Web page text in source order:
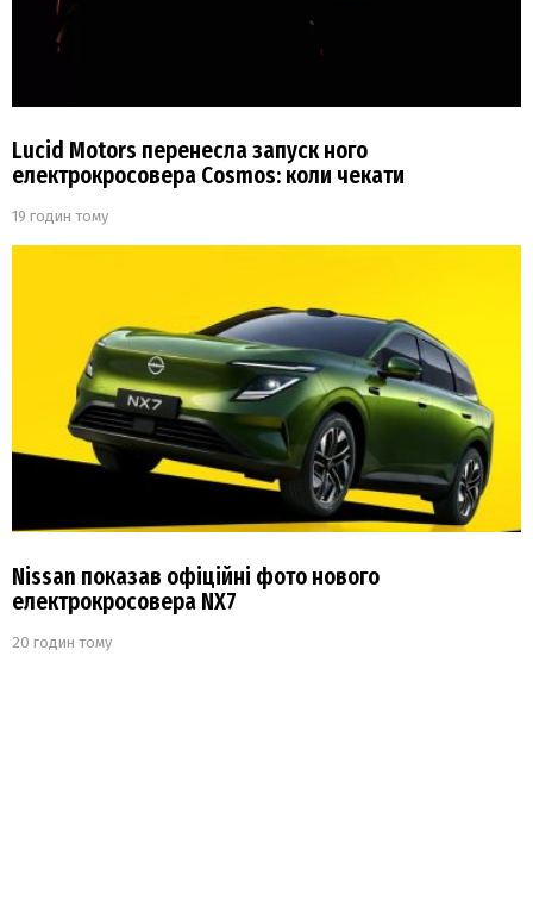
Lucid Motors перенесла запуск ного
електрокросовера Cosmos: коли чекати
19 годин тому
Nissan показав офіційні фото нового
електрокросовера NX7
20 годин тому